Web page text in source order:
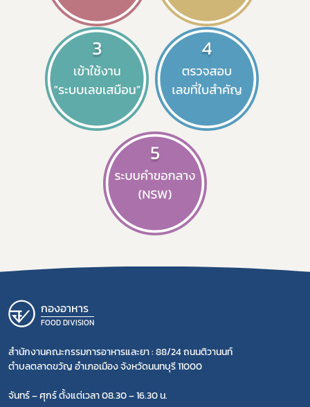
กองอาหาร
FOOD DIVISION
สำนักงานคณะกรรมการอาหารและยา : 88/24 ถนนติวานนท์
ตำบลตลาดขวัญ อำเภอเมือง จังหวัดนนทบุรี 11000
จันทร์ – ศุกร์ ตั้งแต่เวลา 08.30 – 16.30 น.